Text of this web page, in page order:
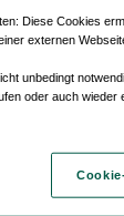
Diese Cookies
externen
unbedingt
oder auch wieder